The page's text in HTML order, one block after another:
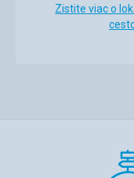
recepce.Pan vubec
nuzky i rozkrajel
pisnicek a je
Sluzby hotelu byli
Zistite viac o